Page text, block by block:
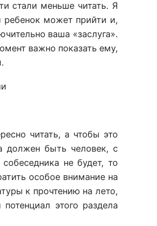
стали меньше читать. Я
ребенок может прийти и,
ваша «заслуга».
важно показать ему,
читать, а чтобы это
должен быть человек, с
не будет, то
особое внимание на
к прочтению на лето,
этого раздела